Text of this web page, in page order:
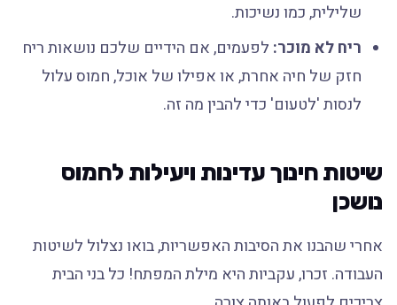
שלילית, כמו נשיכות.
ריח לא מוכר:לפעמים, אם הידיים שלכם נושאות ריח
חזק של חיה אחרת, או אפילו של אוכל, חמוס עלול
לנסות 'לטעום' כדי להבין מה זה.
שיטות חינוך עדינות ויעילות לחמוס
נושכן
אחרי שהבנו את הסיבות האפשריות, בואו נצלול לשיטות
העבודה. זכרו, עקביות היא מילת המפתח! כל בני הבית